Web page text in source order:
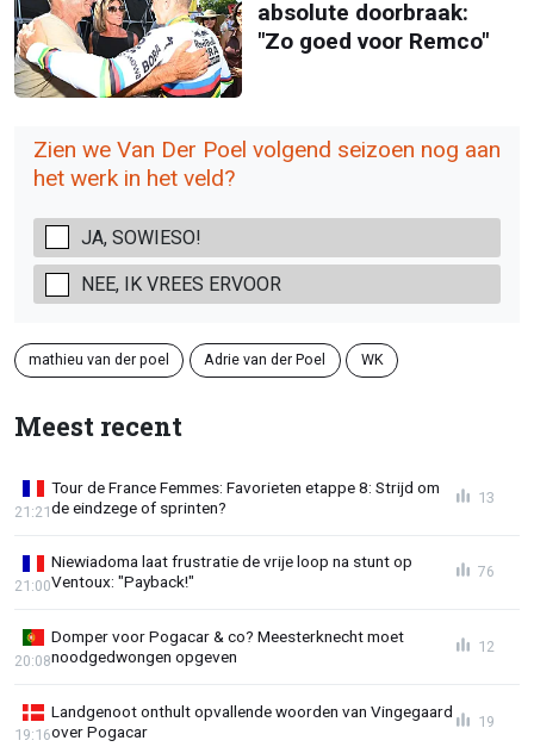
absolute doorbraak:
"Zo goed voor Remco"
Zien we Van Der Poel volgend seizoen nog aan
het werk in het veld?
JA, SOWIESO!
NEE, IK VREES ERVOOR
mathieu van der poel Adrie van der Poel WK
Meest recent
Tour de France Femmes: Favorieten etappe 8: Strijd om
de eindzege of sprinten?
21:21
13
Niewiadoma laat frustratie de vrije loop na stunt op
Ventoux: "Payback!"
21:00
76
Domper voor Pogacar & co? Meesterknecht moet
noodgedwongen opgeven
20:08
12
Landgenoot onthult opvallende woorden van Vingegaard
over Pogacar
19:16
19